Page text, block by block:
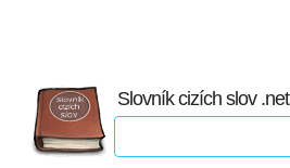
Slovník cizích slov .net